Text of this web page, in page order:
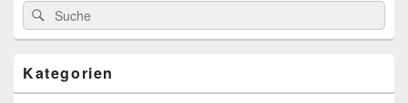
Suche
nach:
Suche
Kategorien